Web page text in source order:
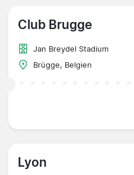
Club Brugge
Jan Breydel Stadium
Brügge, Belgien
Lyon